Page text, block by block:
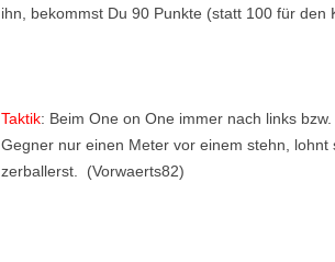
ihn, bekommst Du 90 Punkte (statt 100 für den
Taktik: Beim One on One immer nach links
Gegner nur einen Meter vor einem stehn,
zerballerst. (Vorwaerts82)